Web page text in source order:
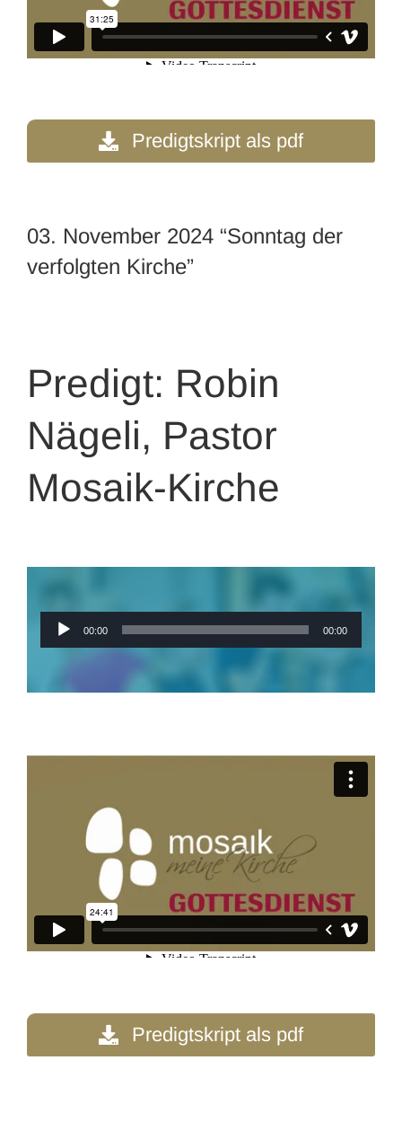
Predigtskript als pdf
03. November 2024 “Sonntag der
verfolgten Kirche”
Predigt: Robin
Nägeli, Pastor
Mosaik-Kirche
Audio-00:00 00:00
Predigtskript als pdf